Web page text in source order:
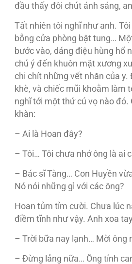
đầu thấy đôi chút ánh sáng,
Tất nhiên tôi nghĩ như anh.
bỗng cửa phòng bật tung…
bước vào, dáng điệu hùng hổ
chú ý đến khuôn mặt xương
chi chít những vết nhăn của
khè, và chiếc mũi khoằm làm
nghĩ tới một thứ cú vọ nào đó.
khàn:
– Ai là Hoan đây?
– Tôi… Tôi chưa nhớ ông là ai
– Bác sĩ Tàng… Con Huyền
Nó nói những gì với các ông?
Hoan tủm tỉm cười. Chưa lúc
điềm tĩnh như vậy. Anh xoa
– Trời bữa nay lạnh… Mời ông
– Đừng lảng nữa… Ông tính